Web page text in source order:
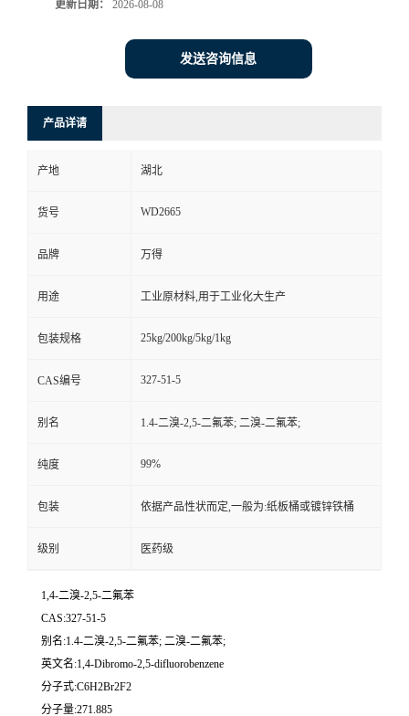
更新日期： 2026-08-08
发送咨询信息
产品详请
产地 湖北
货号 WD2665
品牌 万得
用途 工业原材料,用于工业化大生产
包装规格 25kg/200kg/5kg/1kg
CAS编号 327-51-5
别名 1.4-二溴-2,5-二氟苯; 二溴-二氟苯;
纯度 99%
包装 依据产品性状而定,一般为:纸板桶或镀锌铁桶
级别 医药级
1,4-二溴-2,5-二氟苯
CAS:327-51-5
别名:1.4-二溴-2,5-二氟苯; 二溴-二氟苯;
英文名:1,4-Dibromo-2,5-difluorobenzene
分子式:C6H2Br2F2
分子量:271.885